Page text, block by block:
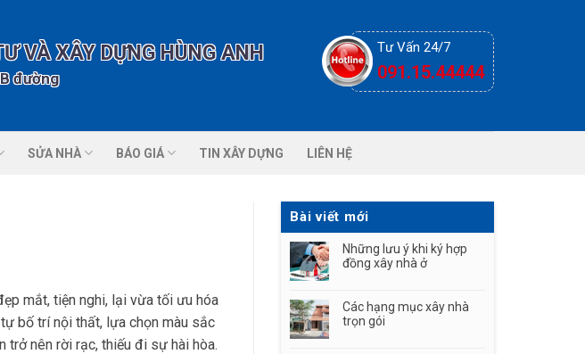
VÀ XÂY DỰNG HÙNG ANH
số 1 nhà vư
Tư Vấn 24/7
091.15.44444
SỬA NHÀ BÁO GIÁ TIN XÂY DỰNG LIÊN HỆ
mắt, tiện nghi, lại vừa tối ưu hóa
bố trí nội thất, lựa chọn màu sắc
trở nên rời rạc, thiếu đi sự hài hòa.
Bài viết mới
Những lưu ý khi ký hợp
đồng xây nhà ở
Các hạng mục xây nhà
trọn gói